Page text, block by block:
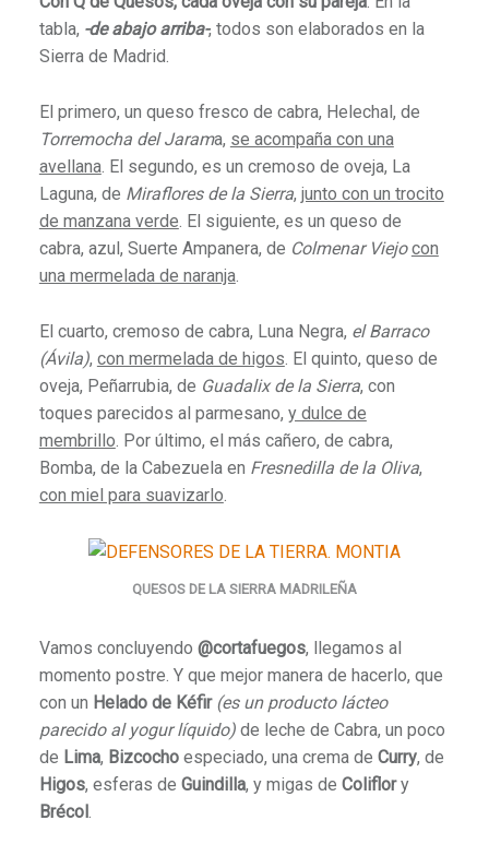
tabla, -de abajo arriba-, todos son elaborados en la
Sierra de Madrid.
El primero, un queso fresco de cabra, Helechal, de
Torremocha del Jarama, se acompaña con una
avellana. El segundo, es un cremoso de oveja, La
Laguna, de Miraflores de la Sierra, junto con un trocito
de manzana verde. El siguiente, es un queso de
cabra, azul, Suerte Ampanera, de Colmenar Viejo con
una mermelada de naranja.
El cuarto, cremoso de cabra, Luna Negra, el Barraco
(Ávila), con mermelada de higos. El quinto, queso de
oveja, Peñarrubia, de Guadalix de la Sierra, con
toques parecidos al parmesano, y dulce de
membrillo. Por último, el más cañero, de cabra,
Bomba, de la Cabezuela en Fresnedilla de la Oliva,
con miel para suavizarlo.
QUESOS DE LA SIERRA MADRILEÑA
Vamos concluyendo @cortafuegos, llegamos al
momento postre. Y que mejor manera de hacerlo, que
con un Helado de Kéfir (es un producto lácteo
parecido al yogur líquido)de leche de Cabra, un poco
de Lima, Bizcochoespeciado, una crema de Curry, de
Higos, esferas de Guindilla, y migas de Coliflory
Brécol .